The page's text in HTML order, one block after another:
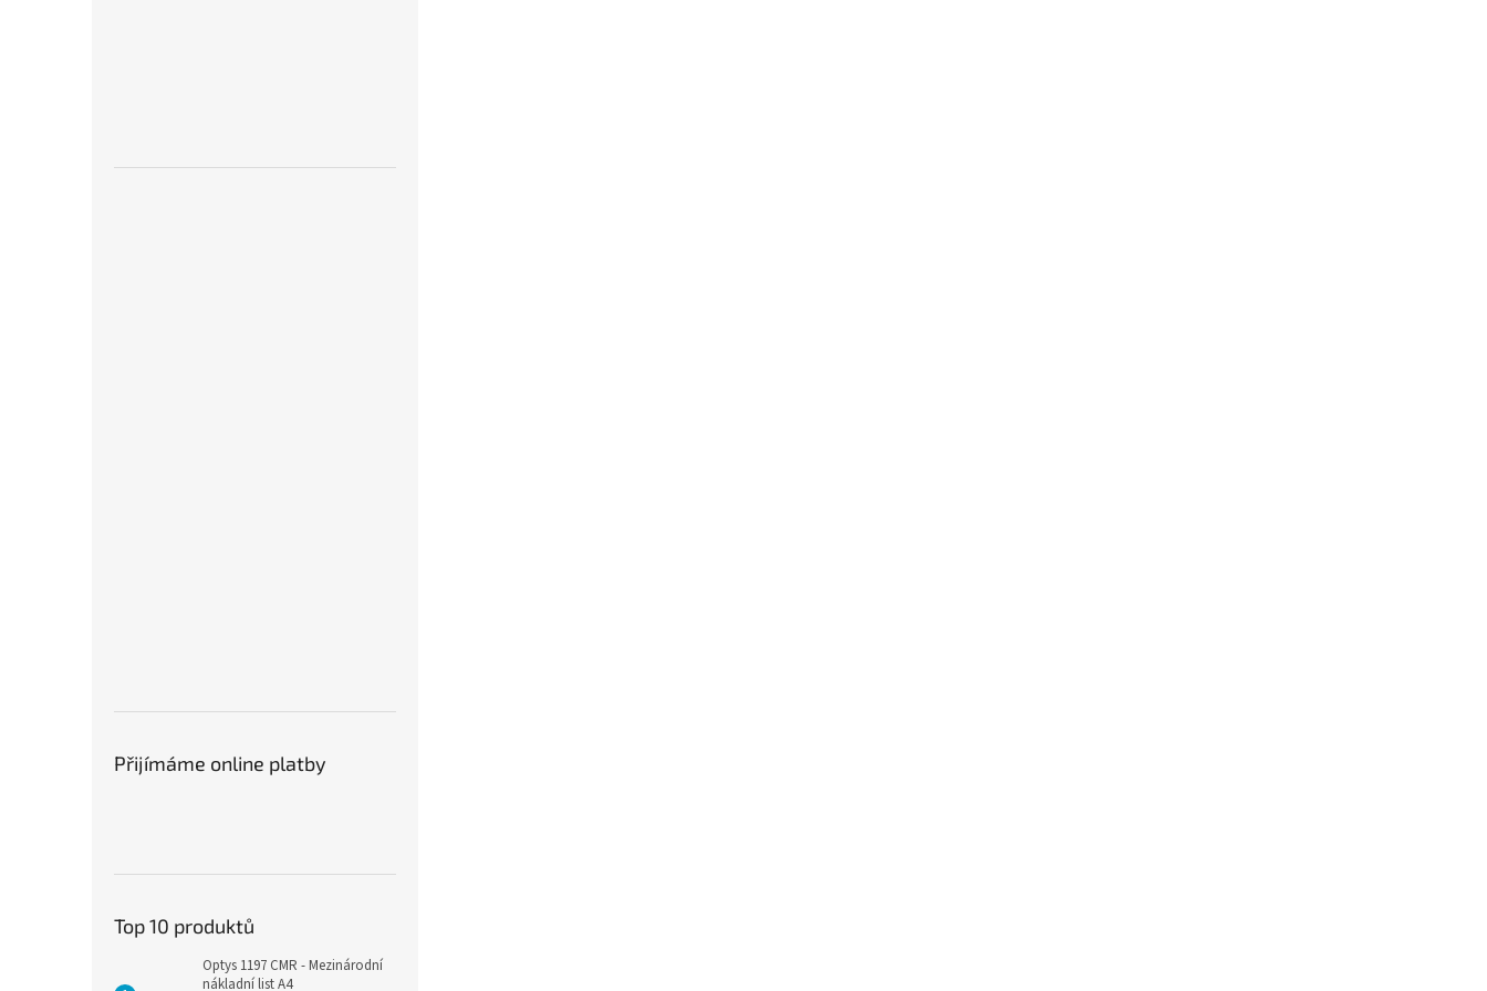
Přijímáme online platby
Top 10 produktů
Optys 1197 CMR - Mezinárodní
nákladní list A4